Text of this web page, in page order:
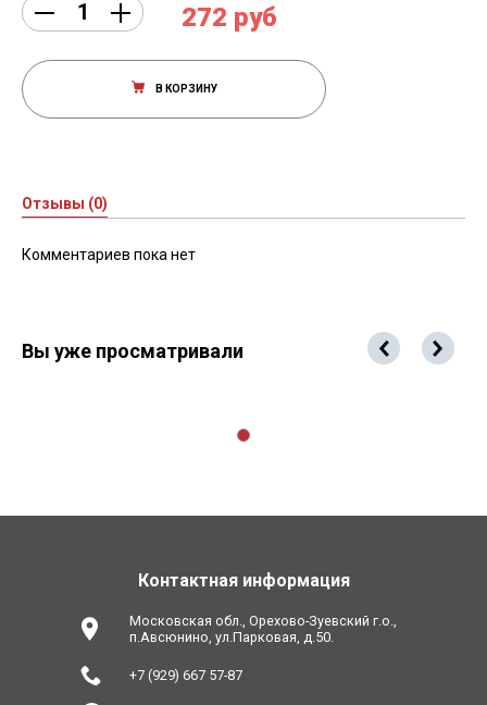
272 руб
В КОРЗИНУ
Отзывы (0)
Комментариев пока нет
Вы уже просматривали
Контактная информация
Московская обл., Орехово-Зуевский г.о.,
п.Авсюнино, ул.Парковая, д.50.
+7 (929) 667 57-87